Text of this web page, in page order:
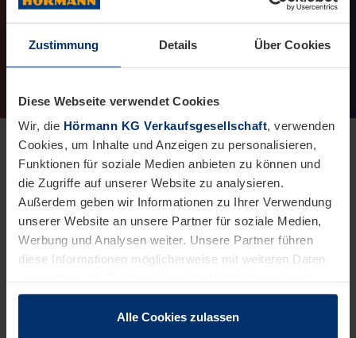
Zustimmung Details Über Cookies
Diese Webseite verwendet Cookies
Wir, die Hörmann KG Verkaufsgesellschaft, verwenden
Cookies, um Inhalte und Anzeigen zu personalisieren,
Funktionen für soziale Medien anbieten zu können und
die Zugriffe auf unserer Website zu analysieren.
Außerdem geben wir Informationen zu Ihrer Verwendung
unserer Website an unsere Partner für soziale Medien,
Werbung und Analysen weiter. Unsere Partner führen
diese Informationen möglicherweise mit weiteren Daten
sie im Rahmen Ihrer Nutzung der Dienste gesammelt
Alle Cookies zulassen
InternatsschuleSchloss Steinwar es, eine Gruppe von
Schülern mit den sozial-medizinischen Problemen der